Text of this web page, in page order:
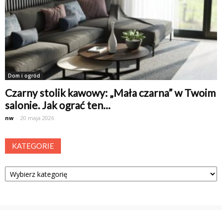
Dom i ogród
Czarny stolik kawowy: „Mała czarna” w Twoim
salonie. Jak ograć ten...
nw - 20 maja 2026
KATEGORIE
Kategorie